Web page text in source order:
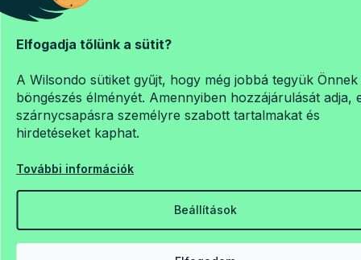
Elfogadja tőlünk a sütit?
A Wilsondo sütiket gyűjt, hogy még jobbá tegyük Önnek
böngészés élményét. Amennyiben hozzájárulását adja,
szárnycsapásra személyre szabott tartalmakat és
hirdetéseket kaphat.
További információk
Beállítások
Shoptet Premium készítette